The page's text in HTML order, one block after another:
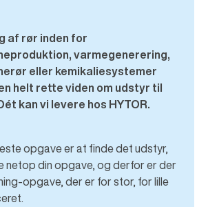
af rør inden for
varmegenerering,
eller kemikaliesystemer
helt rette viden om udstyr til
kan vi levere hos HYTOR.
opgave er at finde det udstyr,
netop din opgave, og derfor er der
opgave, der er for stor, for lille